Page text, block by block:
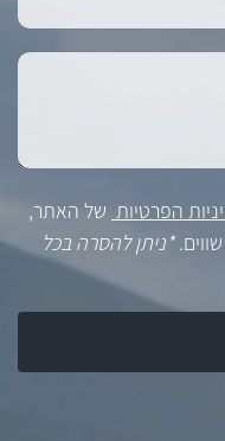
הפרטיות של האתר,
*ניתן להסרה בכל